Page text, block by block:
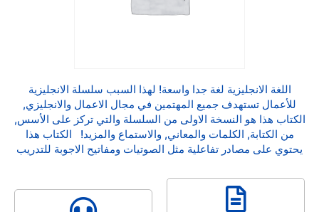
اللغة الانجليزية لغة جدا واسعة! لهذا السبب سلسلة الانجليزية
للأعمال تستهدف جميع المهتمين في مجال الاعمال والانجليزي,
هذا هو النسخة الاولى من السلسلة والتي تركز على الأسس,
من الكتابة, الكلمات والمعاني, والاستماع والمزيد! الكتاب هذا
على مصادر تفاعلية مثل الصوتيات ومفاتيح الاجوبة للتدريب